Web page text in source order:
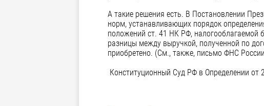
А такие решения есть. В Постановлении
норм, устанавливающих порядок
положений ст. 41 НК РФ, налогооблагаемой
разницы между выручкой, полученной по
приобретено. (См., также, письмо ФНС
Конституционный Суд РФ в Определении